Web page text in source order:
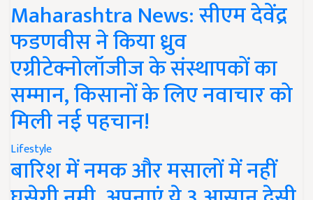
Maharashtra News: सीएम देवेंद्र
फडणवीस ने किया ध्रुव
एग्रीटेक्नोलॉजीज के संस्थापकों का
सम्मान, किसानों के लिए नवाचार को
मिली नई पहचान!
Lifestyle
बारिश में नमक और मसालों में नहीं